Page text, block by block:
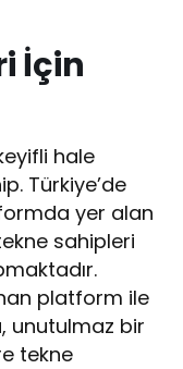
İçin
hale
Türkiye’de
yer alan
sahipleri
platform ile
unutulmaz bir
tekne